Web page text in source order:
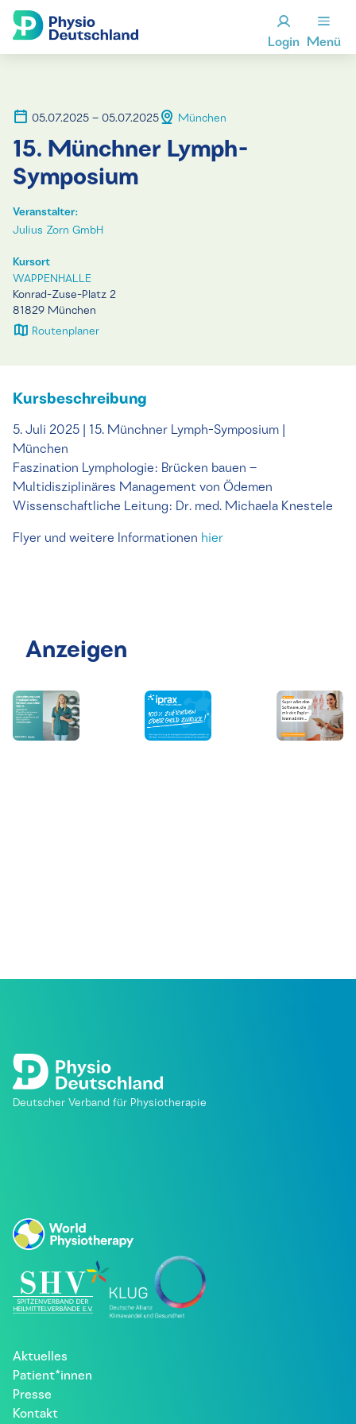
Login Menü
05.07.2025 – 05.07.2025 München
15. Münchner Lymph-
Symposium
Veranstalter:
Julius Zorn GmbH
Kursort
WAPPENHALLE
Konrad-Zuse-Platz 2
81829 München
Routenplaner
Kursbeschreibung
5. Juli 2025 | 15. Münchner Lymph-Symposium |
München
Faszination Lymphologie: Brücken bauen –
Multidisziplinäres Management von Ödemen
Wissenschaftliche Leitung: Dr. med. Michaela Knestele
Flyer und weitere Informationen hier
Anzeigen
Deutscher Verband für Physiotherapie
Aktuelles
Patient*innen
Presse
Kontakt